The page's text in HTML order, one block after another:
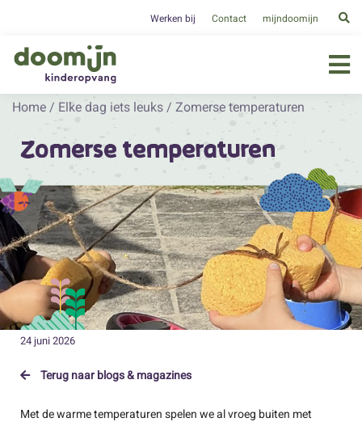
Werken bij Contact mijndoomijn
Home / Elke dag iets leuks / Zomerse temperaturen
Zomerse temperaturen
24 juni 2026
Terug naar blogs & magazines
Met de warme temperaturen spelen we al vroeg buiten met